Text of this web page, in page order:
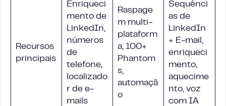
Recursos
principais
Enriqueci
mento de
LinkedIn,
números
de
telefone,
localizado
r de e-
mails
Raspage
m multi-
plataform
a, 100+
Phantom
s,
automaçã
o
Sequênci
as de
LinkedIn
+ E-mail,
enriqueci
mento,
aquecime
nto, voz
com IA